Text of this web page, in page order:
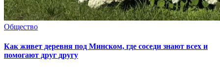
Общество
Как живет деревня под Минском, где соседи знают всех и
помогают друг другу